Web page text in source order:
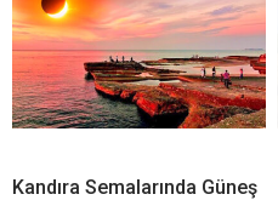
Kandıra Semalarında Güneş